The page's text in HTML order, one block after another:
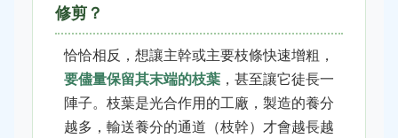
修剪？
恰恰相反，想讓主幹或主要枝條快速增粗，
要儘量保留其末端的枝葉 ，甚至讓它徒長一
陣子。枝葉是光合作用的工廠，製造的養分
越多，輸送養分的通道（枝幹）才會越長越